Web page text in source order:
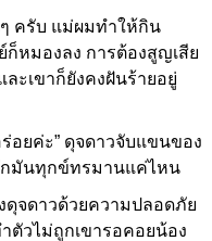
ครับ แม่ผมทำให้กิน
ก็หมองลง การต้องสูญเสีย
ะเขาก็ยังคงฝันร้ายอยู่
ยค่ะ” ดุจดาวจับแขนของ
กมันทุกข์ทรมานแค่ไหน
ดาวด้วยความปลอดภัย
ตัวไม่ถูกเขารอคอยน้อง